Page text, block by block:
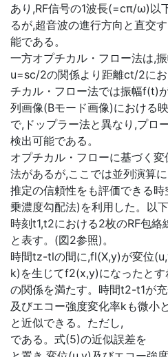
あり,RF信号の1波長(=cπ/ω)以
るが,超音波の進行方向と直交
能である。
一方オプチカル・フロー法は,
u=sc/2の関係より距離ct/2に
チカル・フロー法では振幅f(t)
列画像(Bモード画像)における
で,ドップラー法と異なり,プロ
検出可能である。
オプチカル・フローに基づく
法があるが,ここでは並列演算
推定の信頼性をも評価できる
乗濃度勾配法)を利用した。以
時刻t1,t2における2枚のRF包絡
と表す。(図2参照)。
時間tz-tlの間に,fl(X,y)が変位
k)を生じてf2(x,y)になったとす
の関係を満たす。時間t2-t1が
及びエコー強度変化率kも微小
と近似できる。ただし,
である。式(5)の近似誤差を